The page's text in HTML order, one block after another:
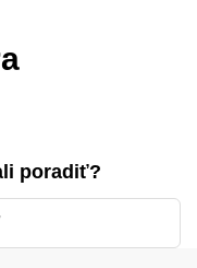
poradiť?